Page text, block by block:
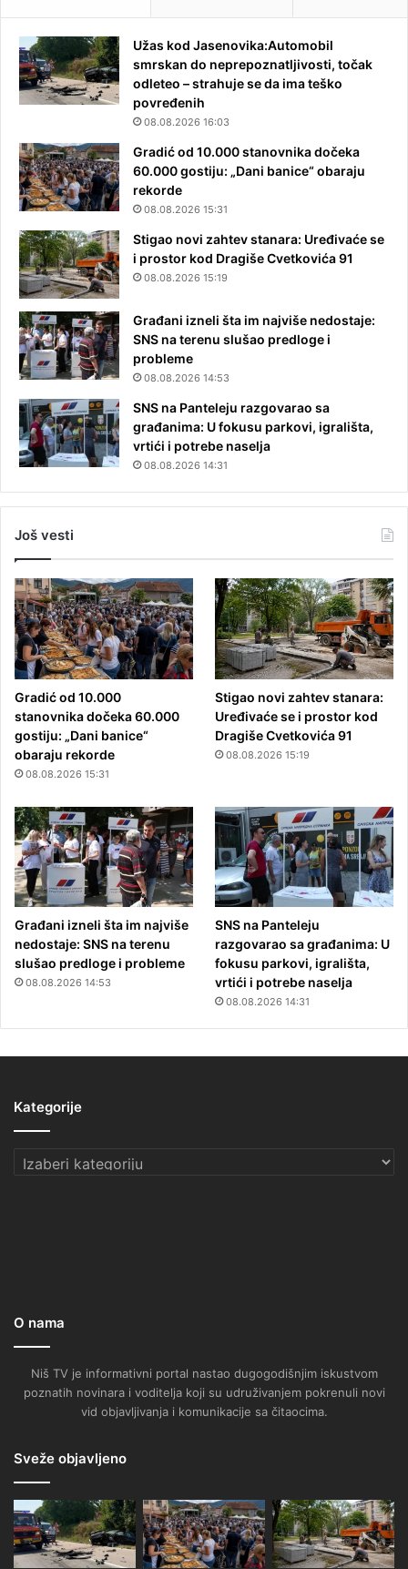
Užas kod Jasenovika:Automobil
smrskan do neprepoznatljivosti, točak
odleteo – strahuje se da ima teško
povređenih
08.08.2026 16:03
Gradić od 10.000 stanovnika dočeka
60.000 gostiju: „Dani banice“ obaraju
rekorde
08.08.2026 15:31
Stigao novi zahtev stanara: Uređivaće se
i prostor kod Dragiše Cvetkovića 91
08.08.2026 15:19
Građani izneli šta im najviše nedostaje:
SNS na terenu slušao predloge i
probleme
08.08.2026 14:53
SNS na Panteleju razgovarao sa
građanima: U fokusu parkovi, igrališta,
vrtići i potrebe naselja
08.08.2026 14:31
Još vesti
Gradić od 10.000
stanovnika dočeka 60.000
gostiju: „Dani banice“
obaraju rekorde
08.08.2026 15:31
Stigao novi zahtev stanara:
Uređivaće se i prostor kod
Dragiše Cvetkovića 91
08.08.2026 15:19
Građani izneli šta im najviše
nedostaje: SNS na terenu
slušao predloge i probleme
08.08.2026 14:53
SNS na Panteleju
razgovarao sa građanima: U
fokusu parkovi, igrališta,
vrtići i potrebe naselja
08.08.2026 14:31
Kategorije
Kategorije
O nama
Niš TV je informativni portal nastao dugogodišnjim iskustvom
poznatih novinara i voditelja koji su udruživanjem pokrenuli novi
vid objavljivanja i komunikacije sa čitaocima.
Sveže objavljeno